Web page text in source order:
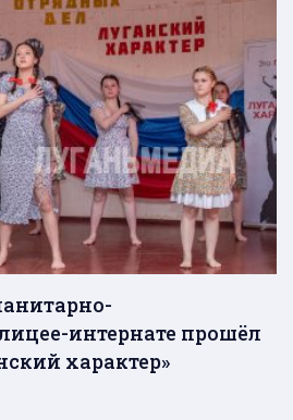
интернате прошёл
характер»